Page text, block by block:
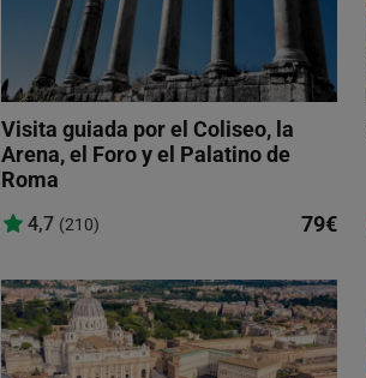
Visita guiada por el Coliseo, la
Arena, el Foro y el Palatino de
Roma
4,7 (210) 79€